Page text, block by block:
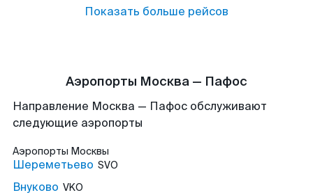
Показать больше рейсов
Аэропорты Москва — Пафос
Направление Москва — Пафос обслуживают
следующие аэропорты
Аэропорты Москвы
Шереметьево SVO
Внуково VKO